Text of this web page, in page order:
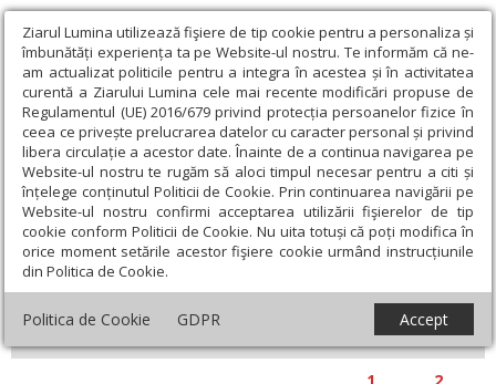
Ziarul Lumina utilizează fişiere de tip cookie pentru a personaliza și
îmbunătăți experiența ta pe Website-ul nostru. Te informăm că ne-
am actualizat politicile pentru a integra în acestea și în activitatea
curentă a Ziarului Lumina cele mai recente modificări propuse de
Regulamentul (UE) 2016/679 privind protecția persoanelor fizice în
ceea ce privește prelucrarea datelor cu caracter personal și privind
libera circulație a acestor date. Înainte de a continua navigarea pe
Website-ul nostru te rugăm să aloci timpul necesar pentru a citi și
înțelege conținutul Politicii de Cookie. Prin continuarea navigării pe
Website-ul nostru confirmi acceptarea utilizării fişierelor de tip
cookie conform Politicii de Cookie. Nu uita totuși că poți modifica în
orice moment setările acestor fişiere cookie urmând instrucțiunile
din Politica de Cookie.
Politica de Cookie GDPR Accept
Calendar articole
« »
NOIEMBRIE 2025
S D